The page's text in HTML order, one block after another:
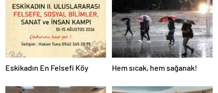
Eskikadın En Felsefi Köy Hem sıcak, hem sağanak!